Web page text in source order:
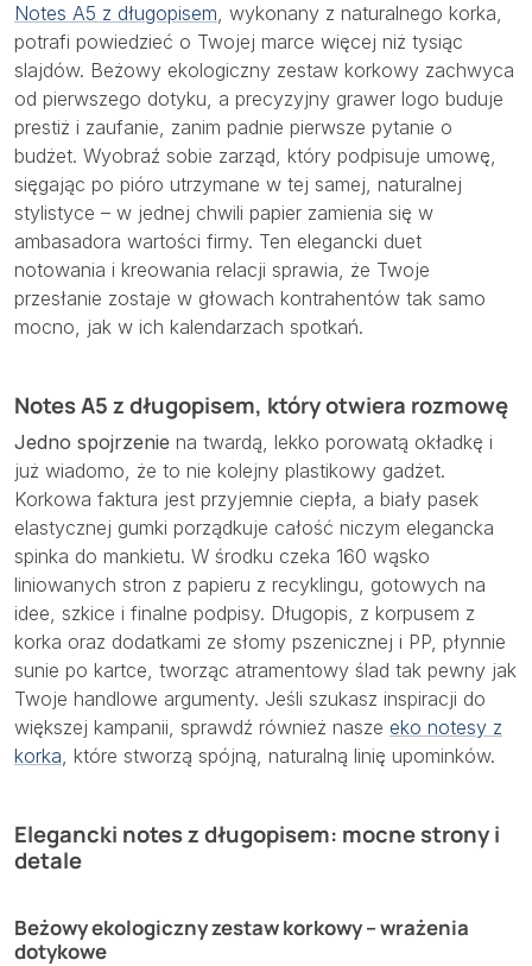
Notes A5 z długopisem, wykonany z naturalnego korka,
potrafi powiedzieć o Twojej marce więcej niż tysiąc
slajdów. Beżowy ekologiczny zestaw korkowy zachwyca
od pierwszego dotyku, a precyzyjny grawer logo buduje
prestiż i zaufanie, zanim padnie pierwsze pytanie o
budżet. Wyobraź sobie zarząd, który podpisuje umowę,
sięgając po pióro utrzymane w tej samej, naturalnej
stylistyce – w jednej chwili papier zamienia się w
ambasadora wartości firmy. Ten elegancki duet
notowania i kreowania relacji sprawia, że Twoje
przesłanie zostaje w głowach kontrahentów tak samo
mocno, jak w ich kalendarzach spotkań.
Notes A5 z długopisem, który otwiera rozmowę
Jedno spojrzenie na twardą, lekko porowatą okładkę i
już wiadomo, że to nie kolejny plastikowy gadżet.
Korkowa faktura jest przyjemnie ciepła, a biały pasek
elastycznej gumki porządkuje całość niczym elegancka
spinka do mankietu. W środku czeka 160 wąsko
liniowanych stron z papieru z recyklingu, gotowych na
idee, szkice i finalne podpisy. Długopis, z korpusem z
korka oraz dodatkami ze słomy pszenicznej i PP, płynnie
sunie po kartce, tworząc atramentowy ślad tak pewny jak
Twoje handlowe argumenty. Jeśli szukasz inspiracji do
większej kampanii, sprawdź również nasze eko notesy z
korka, które stworzą spójną, naturalną linię upominków.
Elegancki notes z długopisem: mocne strony i
detale
Beżowy ekologiczny zestaw korkowy – wrażenia
dotykowe